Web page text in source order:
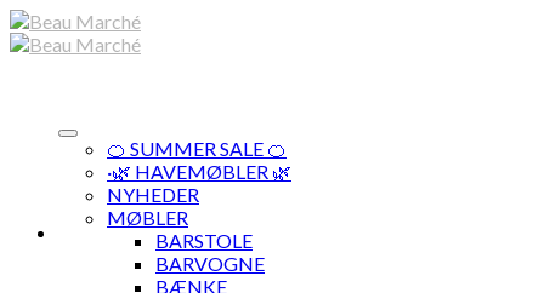
Skip
to
🍊 SUMMER SALE 🍊
·🌿 HAVEMØBLER 🌿
NYHEDER
MØBLER
BARSTOLE
BARVOGNE
BÆNKE